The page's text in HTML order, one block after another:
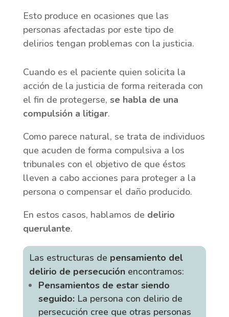
Esto produce en ocasiones que las
personas afectadas por este tipo de
delirios tengan problemas con la justicia.
Cuando es el paciente quien solicita la
acción de la justicia de forma reiterada con
el fin de protegerse, se habla de una
compulsión a litigar.
Como parece natural, se trata de individuos
que acuden de forma compulsiva a los
tribunales con el objetivo de que éstos
lleven a cabo acciones para proteger a la
persona o compensar el daño producido.
En estos casos, hablamos de delirio
querulante.
Las estructuras de pensamiento del
delirio de persecuciónencontramos:
Pensamientos de estar siendo
seguido: La persona con delirio de
persecución cree que otras personas